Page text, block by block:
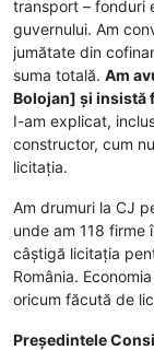
transport – fonduri
guvernului. Am
jumătate din
suma totală. Am
Bolojan] și insistă
I-am explicat,
constructor, cum
licitația.
Am drumuri la CJ
unde am 118 firme
câștigă licitația
România.
oricum făcută de
Președintele